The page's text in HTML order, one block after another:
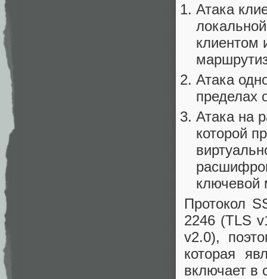
Атака
клиентом
Атака
пределах
Атака на
которой
ключевой
Протокол
2246 (TLS
v2.0),
которая
включает в